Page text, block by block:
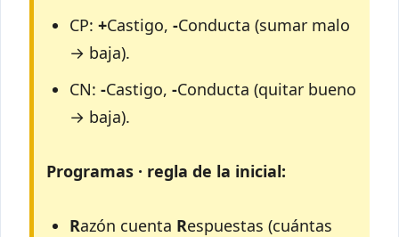
CP: +Castigo, -Conducta (sumar malo
→ baja).
CN: -Castigo, -Conducta (quitar bueno
→ baja).
Programas · regla de la inicial:
Razón cuenta Respuestas (cuántas